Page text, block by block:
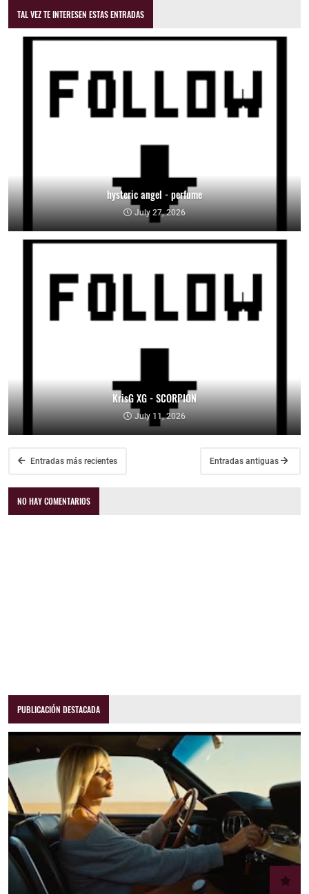
TAL VEZ TE INTERESEN ESTAS ENTRADAS
hysteric angel - perfume
July 27, 2026
KrisG XG - SCORPION
July 11, 2026
Entradas más recientes Entradas antiguas
NO HAY COMENTARIOS
PUBLICACIÓN DESTACADA